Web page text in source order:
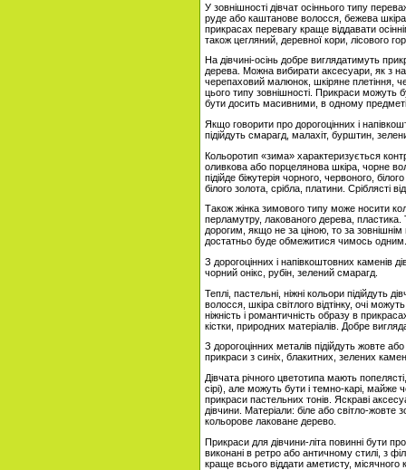
У зовнішності дівчат осіннього типу
руде або каштанове волосся, бежева
прикрасах перевагу краще віддавати
також цегляний, деревної кори, лісового
На дівчині-осінь добре виглядатимуть
дерева. Можна вибирати аксесуари, як з
черепаховий малюнок, шкіряне плетіння,
цього типу зовнішності. Прикраси можуть
бути досить масивними, в одному
Якщо говорити про дорогоцінних і
підійдуть смарагд, малахіт, бурштин,
Кольоротип «зима» характеризується
оливкова або порцелянова шкіра, чорне
підійде біжутерія чорного, червоного,
білого золота, срібла, платини. Сріблясті
Також жінка зимового типу може носити
перламутру, лакованого дерева, пластика.
дорогим, якщо не за ціною, то за
достатньо буде обмежитися чимось
З дорогоцінних і напівкоштовних каменів
чорний онікс, рубін, зелений смарагд.
Теплі, пастельні, ніжні кольори підійдуть
волосся, шкіра світлого відтінку, очі
ніжність і романтичність образу в
кістки, природних матеріалів. Добре
З дорогоцінних металів підійдуть жовте
прикраси з синіх, блакитних, зелених
Дівчата річного цветотипа мають
сірі), але можуть бути і темно-карі, майже
прикраси пастельних тонів. Яскраві
дівчини. Матеріали: біле або світло-
кольорове лаковане дерево.
Прикраси для дівчини-літа повинні бути
виконані в ретро або античному стилі, з
краще всього віддати аметисту, місячного